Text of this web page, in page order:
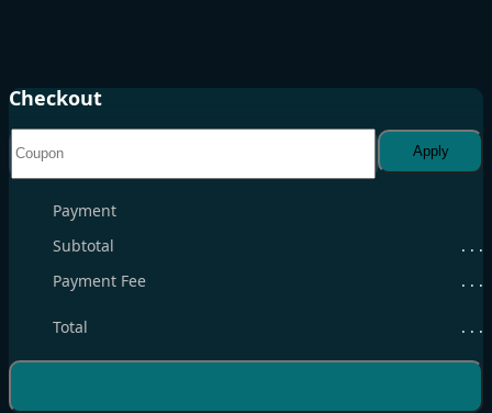
Checkout
Apply
Payment
Subtotal
. . .
Payment Fee
. . .
Total . . .